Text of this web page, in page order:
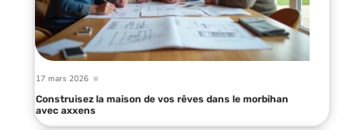
17 mars 2026
Construisez la maison de vos rêves dans le morbihan
avec axxens